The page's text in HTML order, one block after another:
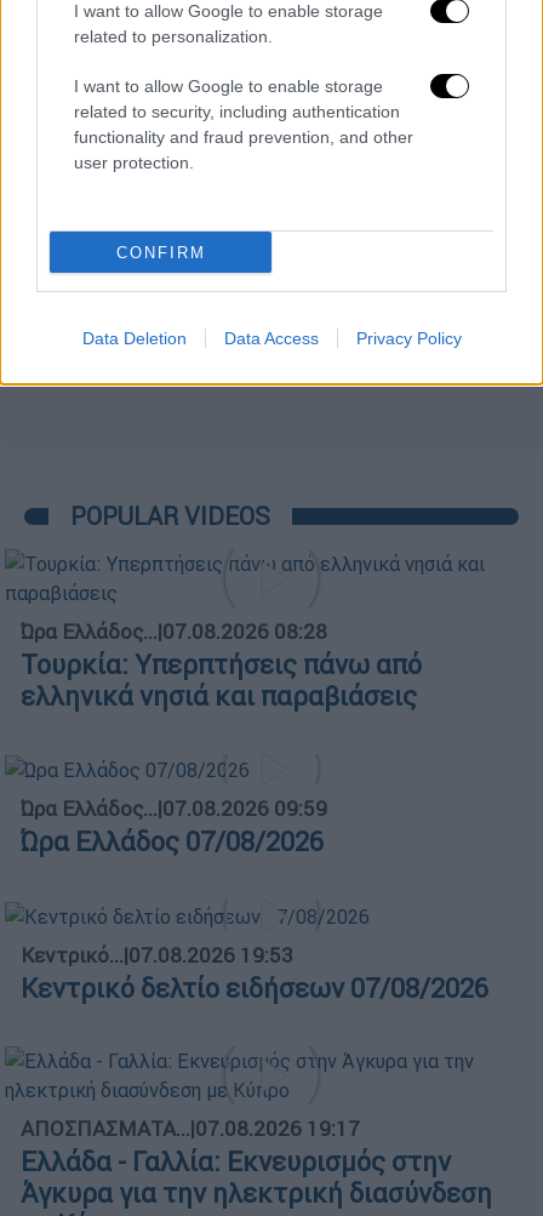
I want to allow Google to enable storage
related to personalization.
I want to allow Google to enable storage
related to security, including authentication
functionality and fraud prevention, and other
user protection.
CONFIRM
Data Deletion Data Access Privacy Policy
Καλύβια
POPULAR VIDEOS
Ώρα Ελλάδος...|07.08.2026 08:28
Τουρκία: Υπερπτήσεις πάνω από
ελληνικά νησιά και παραβιάσεις
Ώρα Ελλάδος...|07.08.2026 09:59
Ώρα Ελλάδος 07/08/2026
Κεντρικό...|07.08.2026 19:53
Κεντρικό δελτίο ειδήσεων 07/08/2026
ΑΠΟΣΠΑΣΜΑΤΑ...|07.08.2026 19:17
Ελλάδα - Γαλλία: Εκνευρισμός στην
Άγκυρα για την ηλεκτρική διασύνδεση